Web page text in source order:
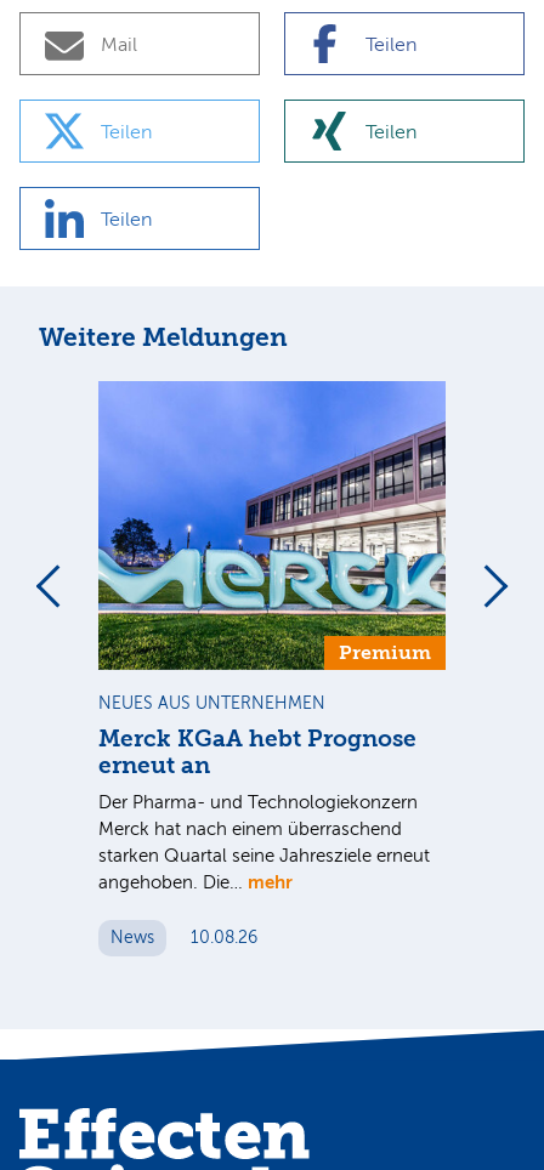
Mail Teilen
Teilen Teilen
Teilen
Weitere Meldungen
Premium
NEUES AUS UNTERNEHMEN
Merck KGaA hebt Prognose
erneut an
Der Pharma- und Technologiekonzern
Merck hat nach einem überraschend
starken Quartal seine Jahresziele erneut
angehoben. Die… mehr
News 10.08.26